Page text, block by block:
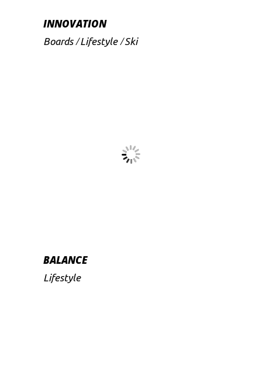
INNOVATION
Boards Lifestyle Ski
BALANCE
Lifestyle